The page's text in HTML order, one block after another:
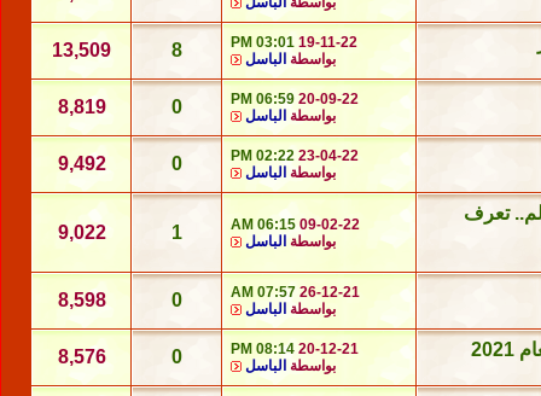
19-11-22
03:01 PM
بواسطة الباسل 8
13,509
20-09-22
06:59 PM
بواسطة الباسل 0
8,819
23-04-22
02:22 PM
بواسطة الباسل 0
9,492
علماء العالم.. تعرف
09-02-22
06:15 AM
بواسطة الباسل 1
9,022
26-12-21
07:57 AM
بواسطة الباسل 0
8,598
20-12-21
08:14 PM
بواسطة الباسل 0
8,576